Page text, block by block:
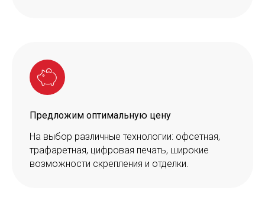
Предложим оптимальную цену
На выбор различные технологии: офсетная,
трафаретная, цифровая печать, широкие
возможности скрепления и отделки.